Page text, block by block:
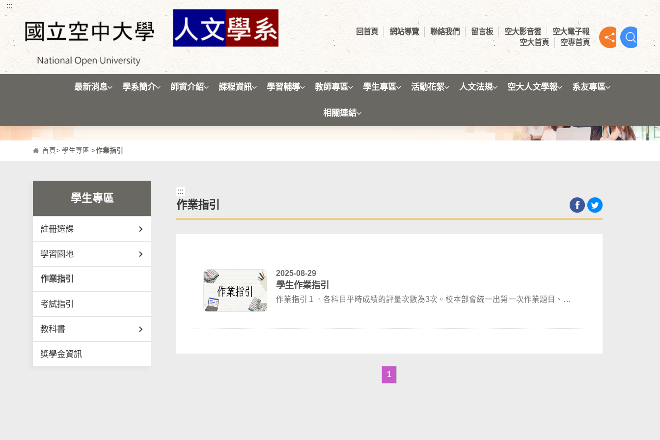
跳到主要內容區塊
:::
回首頁 網站導覽 聯絡我們 留言板 空大影音雲
空大電子報
空大首頁
空專首頁
最新消息 學系簡介 師資介紹 課程資訊 學習輔導 教師專區 學生專區 活動花絮 人文法規 空大人文學報 系友專區
相關連結
學生專區
首頁>學生專區 >作業指引
學生專區
註冊選課
學習園地
作業指引
考試指引
教科書
獎學金資訊
:::
作業指引
2025-08-29
學生作業指引
作業指引１．各科目平時成績的評量次數為3次。校本部會統一出第一次作業題目、第
1